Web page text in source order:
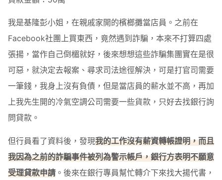
我是基隆彭小姐，在親戚家開的檳榔攤當店員。之前在
Facebook社團上買東西，竟然遇到詐騙，本來不打算四處
張揚，當作自己倒楣就好，後來想想這些詐騙集團實在是很
可惡，就決定去報案、尋求司法途徑解決，可是打官司需要
一筆錢，我身上沒有負債，但是當店員的薪水並不高，再加
上我先生開的冷氣空調公司需要一些貨款，只好去找銀行詢
問貸款。
但行員看了資料後，發現我的工作沒有薪資轉帳證明，而且
我因為之前的詐騙事件被列為警示帳戶，銀行方表明不願意
受理貸款申請 。後來在銀行專員幫忙轉介下來找大揚代書，